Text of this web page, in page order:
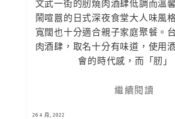
文武一街的肕燒肉酒肆低調而溫
鬧喧囂的日式深夜食堂大人味風
寬闊也十分適合親子家庭聚餐。
肉酒肆，取名十分有味道，使用
會的時代感，而「肕」
繼續閱讀
26 4 月, 2022